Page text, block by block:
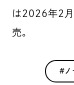
は2026年2
売。
#ノ